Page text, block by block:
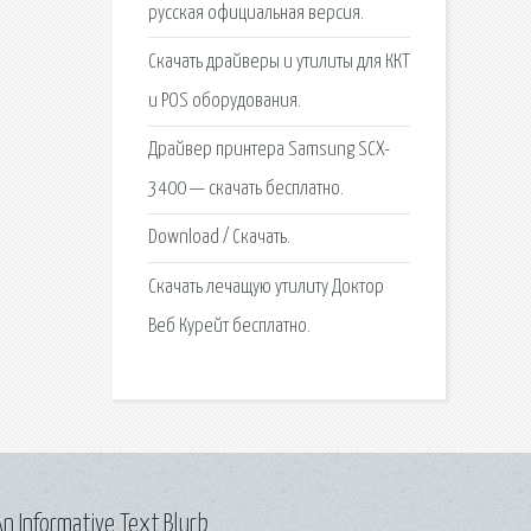
русская официальная версия.
Скачать драйверы и утилиты для ККТ
и POS оборудования.
Драйвер принтера Samsung SCX-
3400 — скачать бесплатно.
Download / Скачать.
Скачать лечащую утилиту Доктор
Веб Курейт бесплатно.
Informative Text Blurb